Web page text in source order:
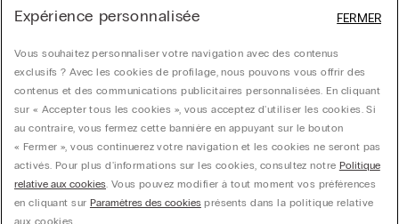
Expérience personnalisée
Vous souhaitez personnaliser votre navigation avec des contenus
exclusifs ? Avec les cookies de profilage, nous pouvons vous offrir des
contenus et des communications publicitaires personnalisées. En cliquant
sur « Accepter tous les cookies », vous acceptez d'utiliser les cookies. Si
au contraire, vous fermez cette bannière en appuyant sur le bouton
« Fermer », vous continuerez votre navigation et les cookies ne seront pas
activés. Pour plus d'informations sur les cookies, consultez notre Politique
relative aux cookies. Vous pouvez modifier à tout moment vos préférences
en cliquant sur Paramètres des cookiesprésents dans la politique relative
aux cookies.
FERMER